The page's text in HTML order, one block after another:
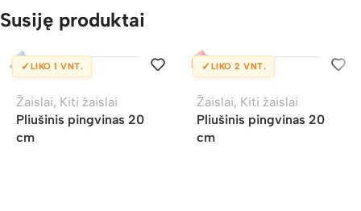
Susiję produktai
✓ LIKO 1 VNT.
Žaislai, Kiti žaislai
Pliušinis pingvinas 20
cm
✓ LIKO 2 VNT.
Žaislai, Kiti žaislai
Pliušinis pingvinas 20
cm